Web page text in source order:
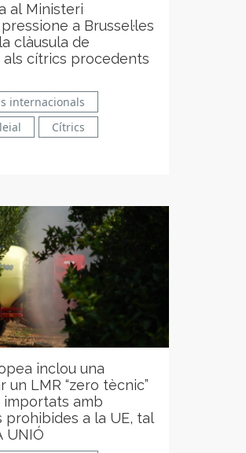
al Ministeri
a Brussel·les
clàusula de
als cítrics procedents
internacionals
Cítrics
inclou una
un LMR “zero tècnic”
amb
prohibides a la UE, tal
UNIÓ